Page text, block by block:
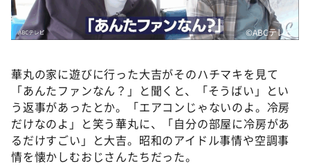
©️ABCテレビ
華丸の家に遊びに行った大吉がそのハチマキを見て
「あんたファンなん？」と聞くと、「そうばい」とい
う返事があったとか。「エアコンじゃないのよ。冷房
だけなのよ」と笑う華丸に、「自分の部屋に冷房があ
るだけすごい」と大吉。昭和のアイドル事情や空調事
情を懐かしむおじさんたちだった。